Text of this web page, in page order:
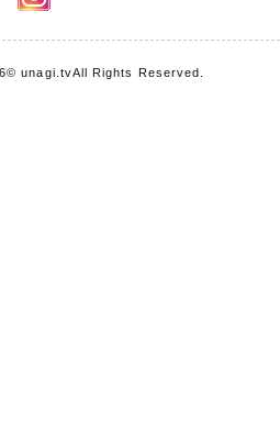
© unagi.tvAll Rights Reserved.